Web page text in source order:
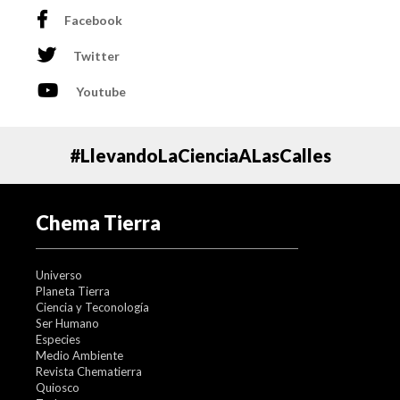
historia, con un área afectada 20 veces mayor que en
2016, pero superaremos la emergencia” declaró la
Abril: deslizamiento masivo en Colombia
Facebook
Twitter
Youtube
#LlevandoLaCienciaALasCalles
Chema Tierra
Universo
Planeta Tierra
Ciencia y Teconología
Ser Humano
Especies
Medio Ambiente
Revista Chematierra
Quiosco